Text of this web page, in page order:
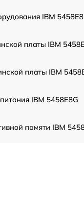
IBM
платы IBM
платы IBM
IBM 5458E8G
памяти IBM